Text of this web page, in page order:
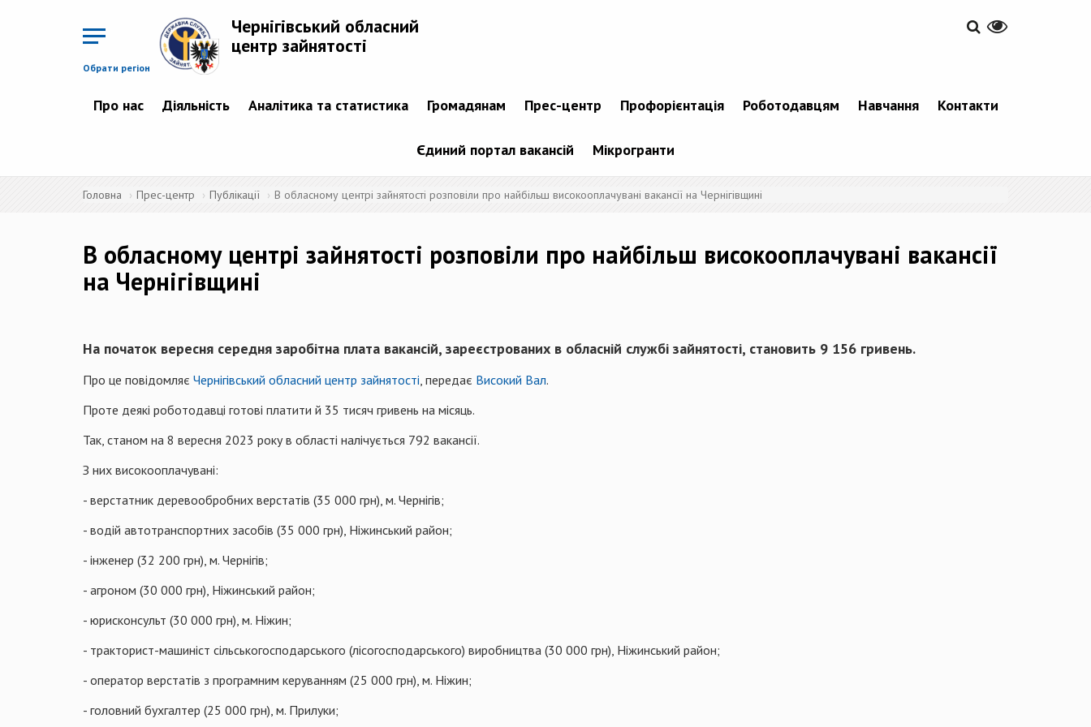
Обрати регіон
Чернігівський обласний
центр зайнятості
Про нас Діяльність Аналітика та статистика Громадянам Прес-центр Профорієнтація Роботодавцям Навчання Контакти
Єдиний портал вакансій Мікрогранти
Головна Прес-центр Публікації В обласному центрі зайнятості розповіли про найбільш високооплачувані вакансії на Чернігівщині
В обласному центрі зайнятості розповіли про найбільш високооплачувані вакансії
на Чернігівщині
На початок вересня середня заробітна плата вакансій, зареєстрованих в обласній службі зайнятості, становить 9 156 гривень.
Про це повідомляє Чернігівський обласний центр зайнятості , передає Високий Вал.
Проте деякі роботодавці готові платити й 35 тисяч гривень на місяць.
Так, станом на 8 вересня 2023 року в області налічується 792 вакансії.
З них високооплачувані:
- верстатник деревообробних верстатів (35 000 грн), м. Чернігів;
- водій автотранспортних засобів (35 000 грн), Ніжинський район;
- інженер (32 200 грн), м. Чернігів;
- агроном (30 000 грн), Ніжинський район;
- юрисконсульт (30 000 грн), м. Ніжин;
- тракторист-машиніст сільськогосподарського (лісогосподарського) виробництва (30 000 грн), Ніжинський район;
- оператор верстатів з програмним керуванням (25 000 грн), м. Ніжин;
- головний бухгалтер (25 000 грн), м. Прилуки;